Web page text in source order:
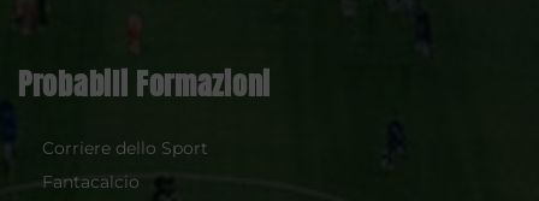
Probabili Formazioni
Corriere dello Sport
Fantacalcio